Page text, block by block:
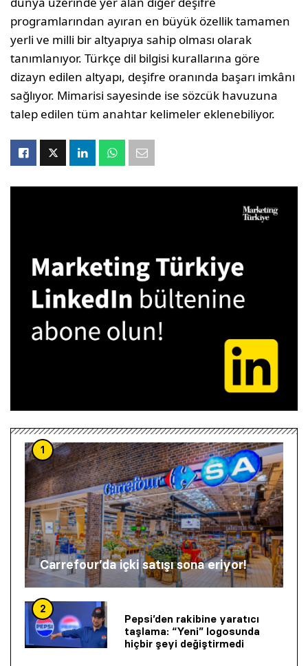
programlarından ayıran en büyük özellik tamamen
yerli ve milli bir altyapıya sahip olması olarak
tanımlanıyor. Türkçe dil bilgisi kurallarına göre
dizayn edilen altyapı, deşifre oranında başarı imkânı
sağlıyor. Mimarisi sayesinde ise sözcük havuzuna
talep edilen tüm anahtar kelimeler eklenebiliyor.
1
Carrefour’da içki satışı sona eriyor!
2
Pepsi’den rakibine yaratıcı
taşlama: “Yeni” logosunda
hiçbir şeyi değiştirmedi